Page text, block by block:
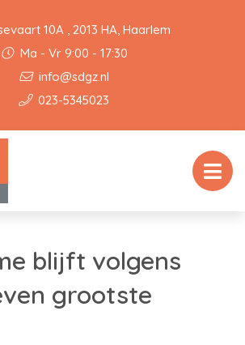
10A , 2013 HA, Haarlem
Ma - Vr 9:00 - 17:30
info@sdgz.nl
023-5345023
blijft volgens
grootste